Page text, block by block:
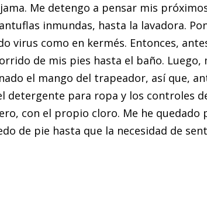
Me detengo a pensar mis
inmundas, hasta la lavadora.
virus como en kermés. Entonces,
de mis pies hasta el baño.
el mango del trapeador, así que,
para ropa y los controles
con el propio cloro. Me he quedado
de pie hasta que la necesidad de